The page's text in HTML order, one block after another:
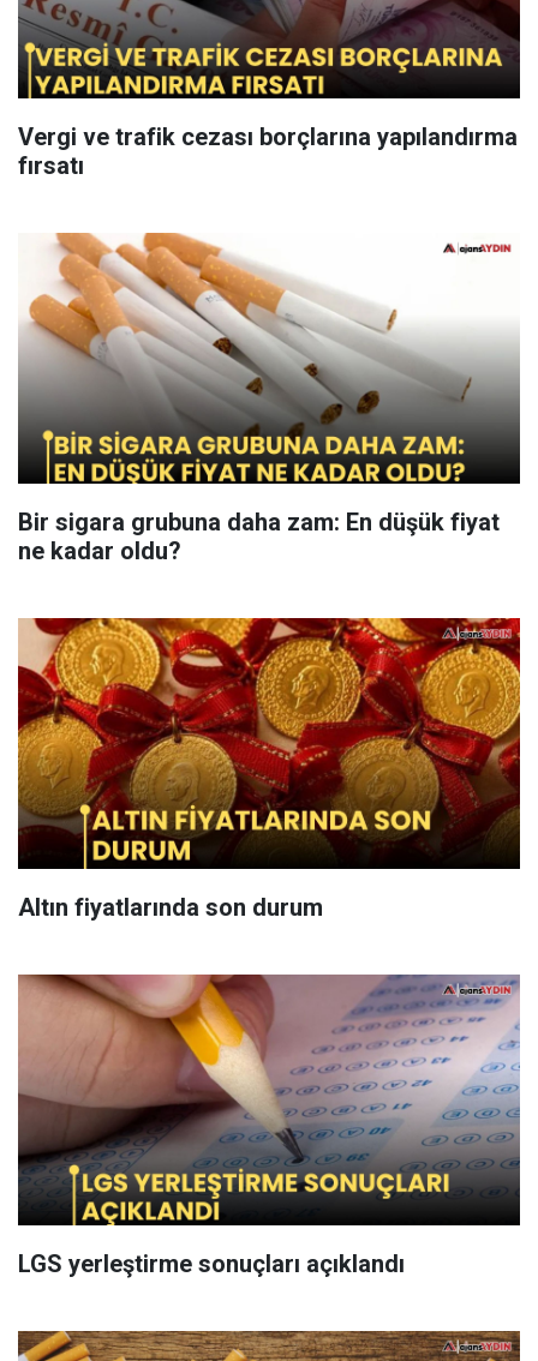
Vergi ve trafik cezası borçlarına yapılandırma
fırsatı
Bir sigara grubuna daha zam: En düşük fiyat
ne kadar oldu?
Altın fiyatlarında son durum
LGS yerleştirme sonuçları açıklandı